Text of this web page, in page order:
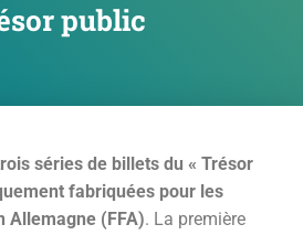
public
séries de billets du « Trésor
fabriquées pour les
Allemagne (FFA). La première